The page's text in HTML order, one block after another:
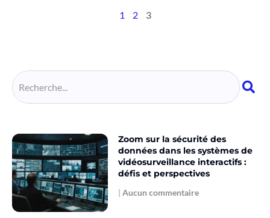
1 2 3
Zoom sur la sécurité des
données dans les systèmes de
vidéosurveillance interactifs :
défis et perspectives
Aucun commentaire